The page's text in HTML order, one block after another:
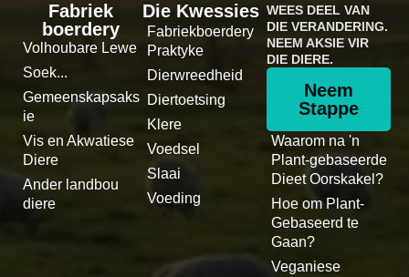
Fabriek
boerdery
Volhoubare Lewe
Soek...
Gemeenskapsaks
ie
Vis en Akwatiese
Diere
Ander landbou
diere
Die Kwessies
Fabriekboerdery
Praktyke
Dierwreedheid
Diertoetsing
Klere
Voedsel
Slaai
Voeding
WEES DEEL VAN
DIE VERANDERING.
NEEM AKSIE VIR
DIE DIERE.
Neem
Stappe
Waarom na 'n
Plant-gebaseerde
Dieet Oorskakel?
Hoe om Plant-
Gebaseerd te
Gaan?
Veganiese